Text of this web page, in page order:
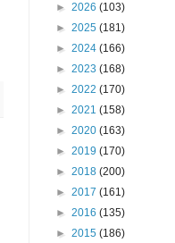
► 2026 (103)
► 2025 (181)
► 2024 (166)
► 2023 (168)
► 2022 (170)
► 2021 (158)
► 2020 (163)
► 2019 (170)
► 2018 (200)
► 2017 (161)
► 2016 (135)
► 2015 (186)